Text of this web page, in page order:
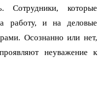
Сотрудники, которые
работу, и на деловые
Осознанно или нет,
неуважение к